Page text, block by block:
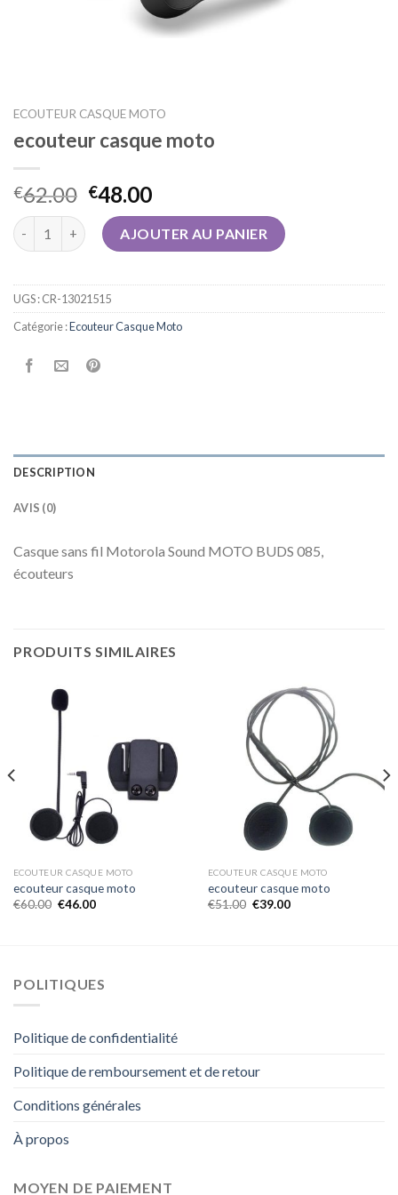
ECOUTEUR CASQUE MOTO
ecouteur casque moto
€62.00 €48.00
quantité de ecouteur casque moto
AJOUTER AU PANIER
UGS :CR-13021515
Catégorie :Ecouteur Casque Moto
DESCRIPTION
AVIS (0)
Casque sans fil Motorola Sound MOTO BUDS 085,
écouteurs
PRODUITS SIMILAIRES
ECOUTEUR CASQUE MOTO
ecouteur casque moto
€60.00 €46.00
ECOUTEUR CASQUE MOTO
ecouteur casque moto
€51.00 €39.00
POLITIQUES
Politique de confidentialité
Politique de remboursement et de retour
Conditions générales
À propos
MOYEN DE PAIEMENT